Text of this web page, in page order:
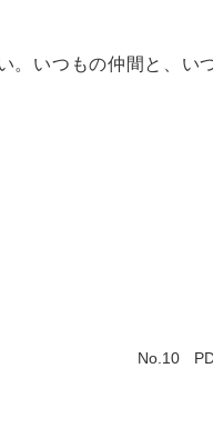
いつもの仲間と、い
No.10